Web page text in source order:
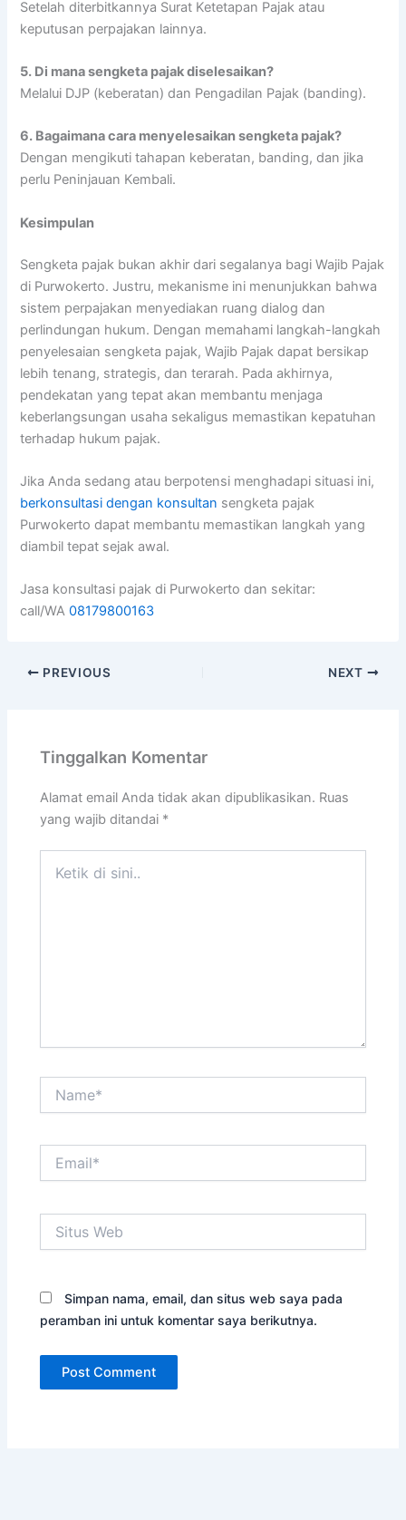
Setelah diterbitkannya Surat Ketetapan Pajak atau
keputusan perpajakan lainnya.
5. Di mana sengketa pajak diselesaikan?
Melalui DJP (keberatan) dan Pengadilan Pajak (banding).
6. Bagaimana cara menyelesaikan sengketa pajak?
Dengan mengikuti tahapan keberatan, banding, dan jika
perlu Peninjauan Kembali.
Kesimpulan
Sengketa pajak bukan akhir dari segalanya bagi Wajib Pajak
di Purwokerto. Justru, mekanisme ini menunjukkan bahwa
sistem perpajakan menyediakan ruang dialog dan
perlindungan hukum. Dengan memahami langkah-langkah
penyelesaian sengketa pajak, Wajib Pajak dapat bersikap
lebih tenang, strategis, dan terarah. Pada akhirnya,
pendekatan yang tepat akan membantu menjaga
keberlangsungan usaha sekaligus memastikan kepatuhan
terhadap hukum pajak.
Jika Anda sedang atau berpotensi menghadapi situasi ini,
berkonsultasi dengan konsultan sengketa pajak
Purwokerto dapat membantu memastikan langkah yang
diambil tepat sejak awal.
Jasa konsultasi pajak di Purwokerto dan sekitar:
call/WA08179800163
PREVIOUS NEXT
Tinggalkan Komentar
Alamat email Anda tidak akan dipublikasikan. Ruas
yang wajib ditandai *
Web
Simpan nama, email, dan situs web saya pada
peramban ini untuk komentar saya berikutnya.